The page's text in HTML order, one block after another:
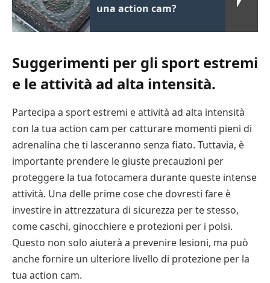
una action cam?
Suggerimenti per gli sport estremi
e le attività ad alta intensità.
Partecipa a sport estremi e attività ad alta intensità
con la tua action cam per catturare momenti pieni di
adrenalina che ti lasceranno senza fiato. Tuttavia, è
importante prendere le giuste precauzioni per
proteggere la tua fotocamera durante queste intense
attività. Una delle prime cose che dovresti fare è
investire in attrezzatura di sicurezza per te stesso,
come caschi, ginocchiere e protezioni per i polsi.
Questo non solo aiuterà a prevenire lesioni, ma può
anche fornire un ulteriore livello di protezione per la
tua action cam.